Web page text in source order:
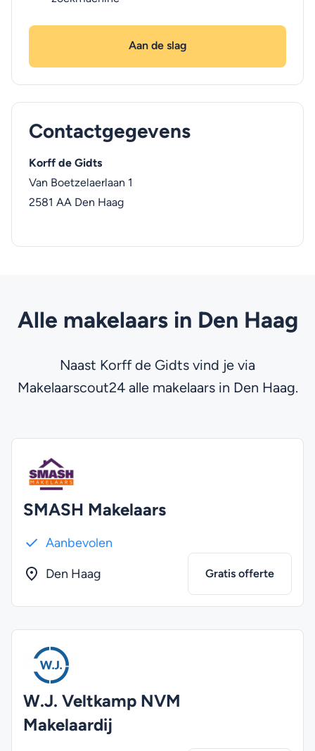
Aan de slag
Contactgegevens
Korff de Gidts
Van Boetzelaerlaan 1
2581 AA Den Haag
Alle makelaars in Den Haag
Naast Korff de Gidts vind je via
Makelaarscout24 alle makelaars in Den Haag.
SMASH Makelaars
Aanbevolen
Den Haag
Gratis offerte
W.J. Veltkamp NVM
Makelaardij